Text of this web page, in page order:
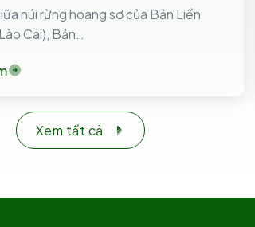
núi rừng hoang sơ của Bản Liền
Cai), Bản…
Xem tất cả